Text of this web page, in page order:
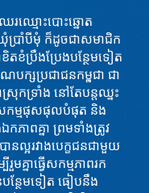
រឈ្មោះបោះឆ្នោត
ប្រាំបីមុំ ក៏ដូចជាសមាជិក
តខំប្រឹងប្រែងបន្ថែមទៀត
បក្សប្រជាជនកម្ពុជា ជា
កទ្រាំង នៅតែបន្តឈ្នះ
កម្មផុសផុលបំផុត និង
ភាពគ្នា ព្រមទាំងត្រូវ
នល្អរវាងបេក្ខជនជាមួយ
គ្នាធ្វើសកម្មភាពរក
ន្ថែមទៀត ធៀបនឹង